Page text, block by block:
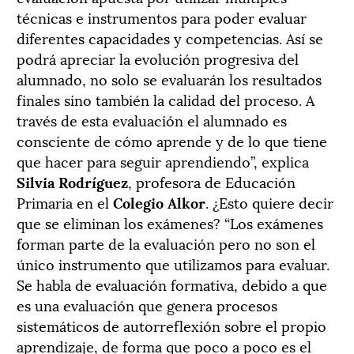
técnicas e instrumentos para poder evaluar
diferentes capacidades y competencias. Así se
podrá apreciar la evolución progresiva del
alumnado, no solo se evaluarán los resultados
finales sino también la calidad del proceso. A
través de esta evaluación el alumnado es
consciente de cómo aprende y de lo que tiene
que hacer para seguir aprendiendo”, explica
Silvia Rodríguez, profesora de Educación
Primaria en el Colegio Alkor. ¿Esto quiere decir
que se eliminan los exámenes? “Los exámenes
forman parte de la evaluación pero no son el
único instrumento que utilizamos para evaluar.
Se habla de evaluación formativa, debido a que
es una evaluación que genera procesos
sistemáticos de autorreflexión sobre el propio
aprendizaje, de forma que poco a poco es el